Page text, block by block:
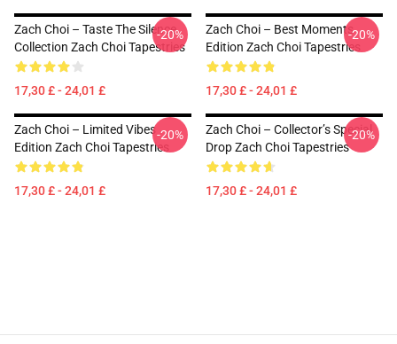
Zach Choi – Taste The Silence
Collection Zach Choi Tapestries
17,30 £ - 24,01 £
-20%
Zach Choi – Best Moments
Edition Zach Choi Tapestries
17,30 £ - 24,01 £
-20%
Zach Choi – Limited Vibes
Edition Zach Choi Tapestries
17,30 £ - 24,01 £
-20%
Zach Choi – Collector’s Special
Drop Zach Choi Tapestries
17,30 £ - 24,01 £
-20%